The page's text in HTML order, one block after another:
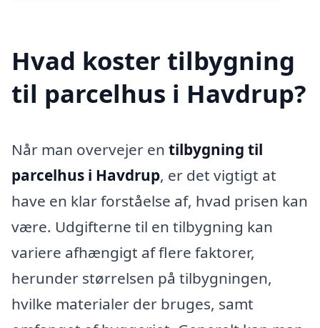
Hvad koster tilbygning
til parcelhus i Havdrup?
Når man overvejer en tilbygning til
parcelhus i Havdrup, er det vigtigt at
have en klar forståelse af, hvad prisen kan
være. Udgifterne til en tilbygning kan
variere afhængigt af flere faktorer,
herunder størrelsen på tilbygningen,
hvilke materialer der bruges, samt